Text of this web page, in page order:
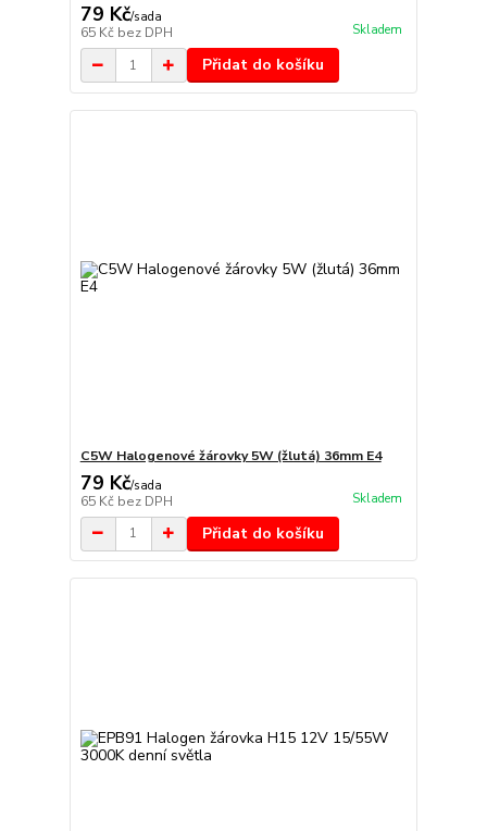
79 Kč/sada
65 Kč bez DPH Skladem
Přidat do košíku
C5W Halogenové žárovky 5W (žlutá) 36mm E4
79 Kč/sada
65 Kč bez DPH Skladem
Přidat do košíku